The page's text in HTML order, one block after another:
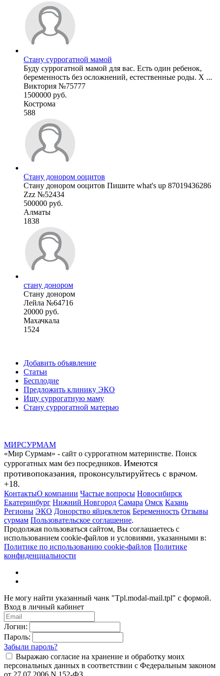
Стану суррогатной мамой
Буду суррогатной мамой для вас. Есть один ребенок,
беременность без осложнений, естественные роды. Х ...
Виктория №75777
1500000 руб.
Кострома
588
Стану донором ооцитов
Стану донором ооцитов Пишите what's up 87019436286
Zzz №52434
500000 руб.
Алматы
1838
стану донором
Стану донором
Лейла №64716
20000 руб.
Махачкала
1524
Добавить объявление
Статьи
Бесплодие
Предложить клинику ЭКО
Ищу суррогатную маму
Стану суррогатной матерью
МИРСУРМАМ
«Мир Сурмам» - сайт о суррогатном материнстве. Поиск
суррогатных мам без посредников. Имеются
противопоказания, проконсультируйтесь с врачом.
+18.
КонтактыО компании Частые вопросы Новосибирск
Екатеринбург Нижний Новгород Самара Омск Казань
Регионы ЭКО Донорство яйцеклеток Беременность Отзывы
сурмам Пользовательское соглашение.
Продолжая пользоваться сайтом, Вы соглашаетесь с
использованием cookie-файлов и условиями, указанными в:
Политике по использованию cookie-файлов Политике
конфиденциальности
Не могу найти указанный чанк "Tpl.modal-mail.tpl" с формой.
Вход в личный кабинет
Логин:
Пароль:
Забыли пароль?
Выражаю согласие на хранение и обработку моих
персональных данных в соответствии с Федеральным законом
от 27.07.2006 N 152-ФЗ